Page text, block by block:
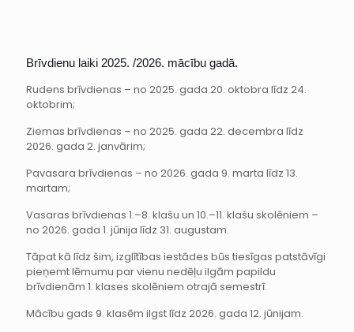
Brīvdienu laiki 2025. /2026. mācību gadā.
Rudens brīvdienas – no 2025. gada 20. oktobra līdz 24.
oktobrim;
Ziemas brīvdienas – no 2025. gada 22. decembra līdz
2026. gada 2. janvārim;
Pavasara brīvdienas – no 2026. gada 9. marta līdz 13.
martam;
Vasaras brīvdienas 1.–8. klašu un 10.–11. klašu skolēniem –
no 2026. gada 1. jūnija līdz 31. augustam.
Tāpat kā līdz šim, izglītības iestādes būs tiesīgas patstāvīgi
pieņemt lēmumu par vienu nedēļu ilgām papildu
brīvdienām 1. klases skolēniem otrajā semestrī.
Mācību gads 9. klasēm ilgst līdz 2026. gada 12. jūnijam.